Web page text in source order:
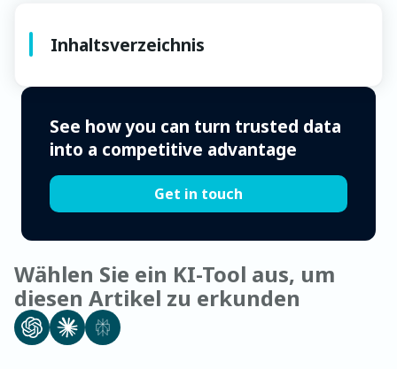
Inhaltsverzeichnis
See how you can turn trusted data
into a competitive advantage
Get in touch
Wählen Sie ein KI-Tool aus, um
diesen Artikel zu erkunden